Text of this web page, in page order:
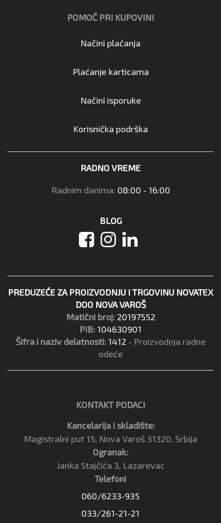
POMOĆ PRI KUPOVINI
Načini plaćanja
Plaćanje karticama
Načini isporuke
Korisnička podrška
RADNO VREME
Radnim danima: 08:00 - 16:00
BLOG
PREDUZEĆE ZA PROIZVODNJU I TRGOVINU NOVATEX
DOO NOVA VAROŠ
Matični broj: 20197552
PIB: 104630901
Šifra i naziv delatnosti: 1412 - Proizvodnja radne
odeće
KONTAKT PODACI
Kancelarija i skladište:
Magistralni put 15, Nova Varoš 31320, Srbija
Ogranak:
Janka Stajčića 3, Lazarevac
Telefoni
060/6233-935
033/261-21-21